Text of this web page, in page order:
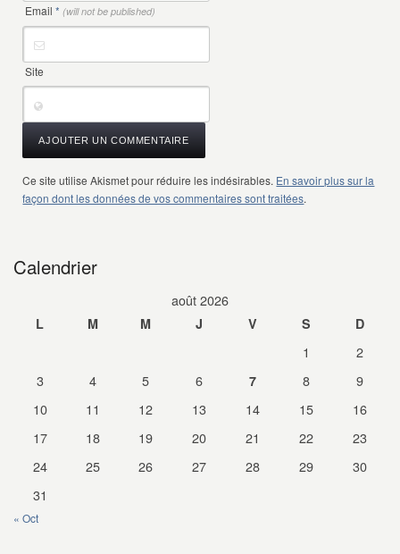
Email* (will not be published)
Site
Ce site utilise Akismet pour réduire les indésirables. En savoir plus sur la
façon dont les données de vos commentaires sont traitées.
Calendrier
août 2026
L M M J V S D
1
2
3
4 5 6 7 8
9
10
11 12 13 14 15
16
17
18 19 20 21 22
23
24
25 26 27 28 29
30
31
« Oct